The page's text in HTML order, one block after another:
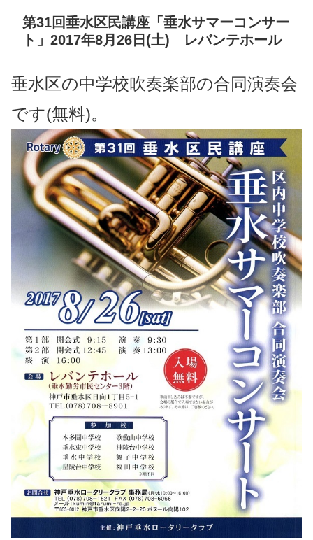
第31回垂水区民講座「垂水サマーコンサー
ト」2017年8月26日(土) レバンテホール
垂水区の中学校吹奏楽部の合同演奏会
です(無料)。